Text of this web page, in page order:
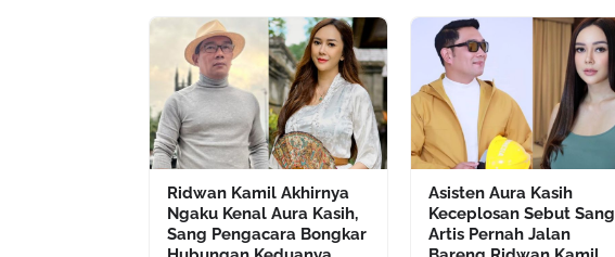
Ridwan Kamil Akhirnya
Ngaku Kenal Aura Kasih,
Sang Pengacara Bongkar
Asisten Aura Kasih
Keceplosan Sebut Sang
Artis Pernah Jalan